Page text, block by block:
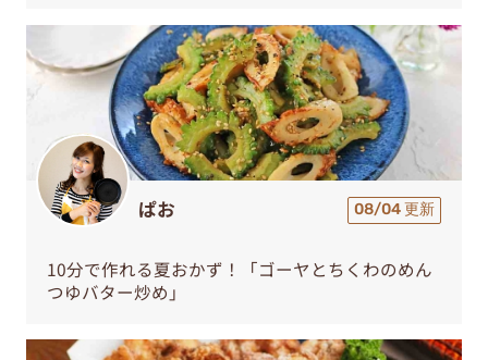
ぱお 08/04 更新
10分で作れる夏おかず！「ゴーヤとちくわのめん
つゆバター炒め」